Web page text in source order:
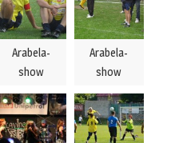
Arabela-
show
Arabela-
show